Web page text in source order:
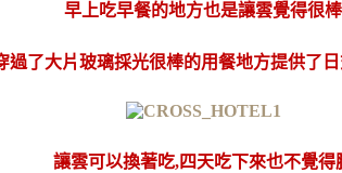
早上吃早餐的地方也是讓雲覺得很棒
過了大片玻璃採光很棒的用餐地方提供了
讓雲可以換著吃,四天吃下來也不覺得